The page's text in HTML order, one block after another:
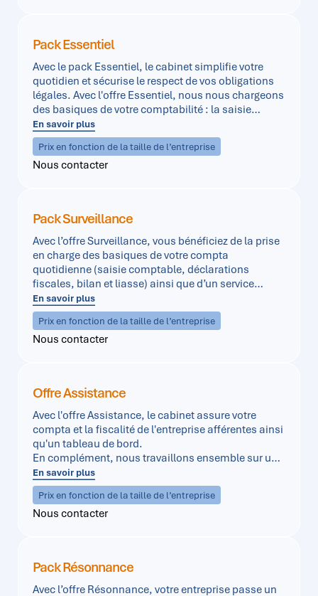
Pack Essentiel
Avec le pack Essentiel, le cabinet simplifie votre
quotidien et sécurise le respect de vos obligations
légales. Avec l'offre Essentiel, nous nous chargeons
des basiques de votre comptabilité : la saisie
comptable, les déclarations fiscales, votre bilan et
votre liasse fiscale.
En savoir plus
Prix en fonction de la taille de l’entreprise
Nous contacter
Pack Surveillance
Avec l’offre Surveillance, vous bénéficiez de la prise
en charge des basiques de votre compta
quotidienne (saisie comptable, déclarations
fiscales, bilan et liasse) ainsi que d’un service
complémentaire pour la gestion de votre entreprise
(Tableau de bord financier).
En savoir plus
Prix en fonction de la taille de l’entreprise
Nous contacter
Offre Assistance
Avec l'offre Assistance, le cabinet assure votre
compta et la fiscalité de l'entreprise afférentes ainsi
qu'un tableau de bord.
En complément, nous travaillons ensemble sur une
projection future afin d'établir une feuille de route
financière au travers d'un budget. Celui-ci sera
ensuite comparé au tableau de bord pour évaluer la
bonne performance de l'entreprise et/ou de ses
En savoir plus
Prix en fonction de la taille de l’entreprise
Nous contacter
Pack Résonnance
Avec l’offre Résonnance, votre entreprise passe un